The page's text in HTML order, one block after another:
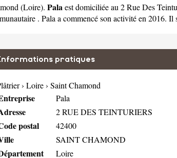
(Loire). Pala est domiciliée au 2 Rue Des
. Pala a commencé son activité en 2016. Il
pratiques
› Loire› Saint Chamond
Pala
2 RUE DES TEINTURIERS
postal 42400
SAINT CHAMOND
Loire